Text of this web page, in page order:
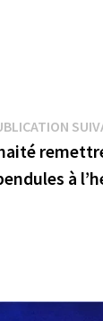
à